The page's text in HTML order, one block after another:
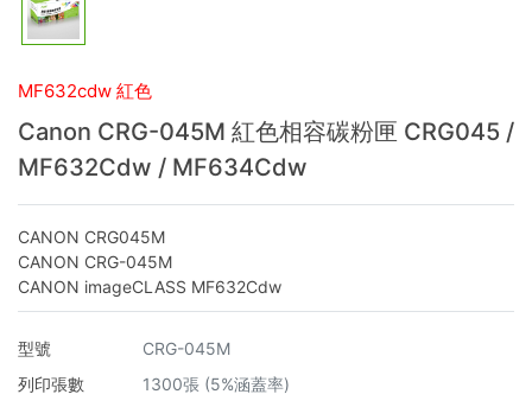
MF632cdw 紅色
Canon CRG-045M 紅色相容碳粉匣 CRG045 /
MF632Cdw / MF634Cdw
CANON CRG045M
CANON CRG-045M
CANON imageCLASS MF632Cdw
型號
CRG-045M
列印張數
1300張 (5%涵蓋率)